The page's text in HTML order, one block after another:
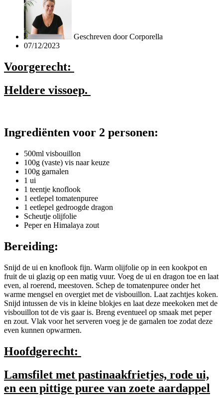
Geschreven doorCorporella
07/12/2023
Voorgerecht:
Heldere vissoep.
Ingrediënten voor 2 personen:
500ml visbouillon
100g (vaste) vis naar keuze
100g garnalen
1 ui
1 teentje knoflook
1 eetlepel tomatenpuree
1 eetlepel gedroogde dragon
Scheutje olijfolie
Peper en Himalaya zout
Bereiding:
Snijd de ui en knoflook fijn. Warm olijfolie op in een kookpot en
fruit de ui glazig op een matig vuur. Voeg de ui en dragon toe en laat
even, al roerend, meestoven. Schep de tomatenpuree onder het
warme mengsel en overgiet met de visbouillon. Laat zachtjes koken.
Snijd intussen de vis in kleine blokjes en laat deze meekoken met de
visbouillon tot de vis gaar is. Breng eventueel op smaak met peper
en zout. Vlak voor het serveren voeg je de garnalen toe zodat deze
even kunnen opwarmen.
Hoofdgerecht:
Lamsfilet met pastinaakfrietjes, rode ui,
en een pittige puree van zoete aardappel